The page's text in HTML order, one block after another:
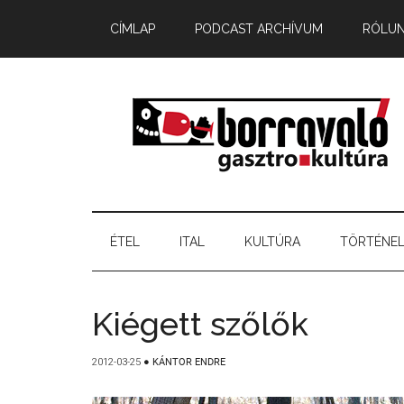
CÍMLAP PODCAST ARCHÍVUM
ÉTEL ITAL KULTÚRA
Kiégett szőlők
2012-03-25 ● KÁNTOR ENDRE